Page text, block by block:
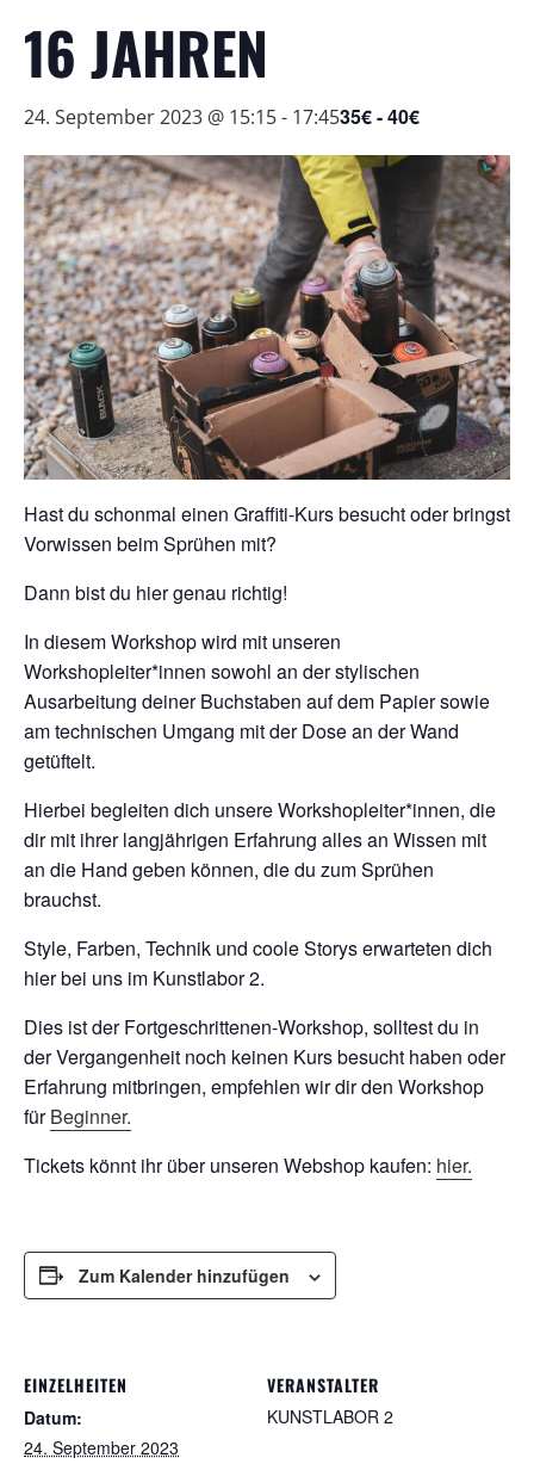
16 JAHREN
24. September 2023 @ 15:15- 17:4535€ - 40€
Hast du schonmal einen Graffiti-Kurs besucht oder bringst
Vorwissen beim Sprühen mit?
Dann bist du hier genau richtig!
In diesem Workshop wird mit unseren
Workshopleiter*innen sowohl an der stylischen
Ausarbeitung deiner Buchstaben auf dem Papier sowie
am technischen Umgang mit der Dose an der Wand
getüftelt.
Hierbei begleiten dich unsere Workshopleiter*innen, die
dir mit ihrer langjährigen Erfahrung alles an Wissen mit
an die Hand geben können, die du zum Sprühen
brauchst.
Style, Farben, Technik und coole Storys erwarteten dich
hier bei uns im Kunstlabor 2.
Dies ist der Fortgeschrittenen-Workshop, solltest du in
der Vergangenheit noch keinen Kurs besucht haben oder
Erfahrung mitbringen, empfehlen wir dir den Workshop
fürBeginner.
Tickets könnt ihr über unseren Webshop kaufen: hier.
Zum Kalender hinzufügen
EINZELHEITEN
Datum:
24. September 2023
VERANSTALTER
KUNSTLABOR 2